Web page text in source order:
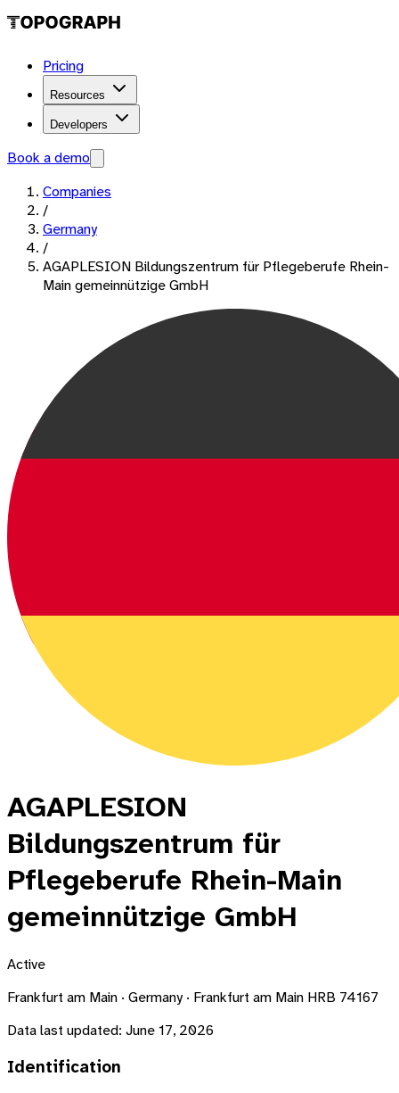
Pricing
Resources
Developers
Book a demo
Companies
/
Germany
/
AGAPLESION Bildungszentrum für Pflegeberufe Rhein-
Main gemeinnützige GmbH
AGAPLESION
Bildungszentrum für
Pflegeberufe Rhein-Main
gemeinnützige GmbH
Active
Frankfurt am Main · Germany · Frankfurt am Main HRB 74167
Data last updated: June 17, 2026
Identification